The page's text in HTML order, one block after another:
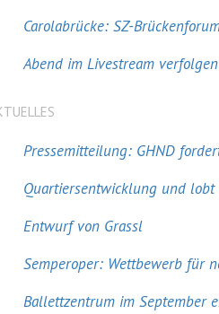
Carolabrücke: SZ-
Abend im Livestream verfolgen
Pressemitteilung: GHND
Quartiersentwicklung und lobt
Entwurf von Grassl
Semperoper: Wettbewerb für
Ballettzentrum im September